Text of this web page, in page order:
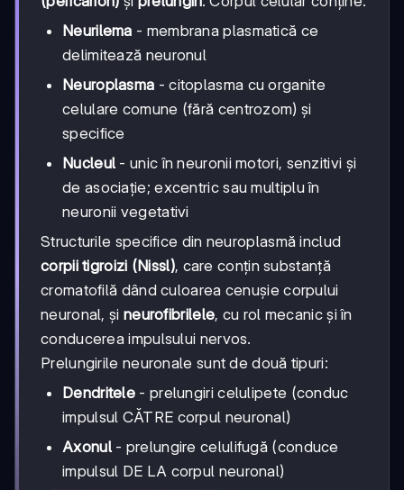
Neurilema - membrana plasmatică ce
delimitează neuronul
Neuroplasma - citoplasma cu organite
celulare comune (fără centrozom) și
specifice
Nucleul - unic în neuronii motori, senzitivi și
de asociație; excentric sau multiplu în
neuronii vegetativi
Structurile specifice din neuroplasmă includ
corpii tigroizi (Nissl), care conțin substanță
cromatofilă dând culoarea cenușie corpului
neuronal, și neurofibrilele, cu rol mecanic și în
conducerea impulsului nervos.
Prelungirile neuronale sunt de două tipuri:
Dendritele - prelungiri celulipete (conduc
impulsul CĂTRE corpul neuronal)
Axonul- prelungire celulifugă (conduce
impulsul DE LA corpul neuronal)